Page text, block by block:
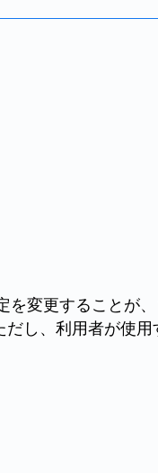
を変更することが
し、利用者が使用